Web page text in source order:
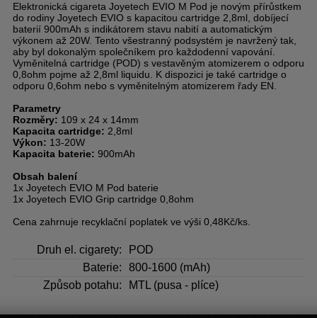
Elektronická cigareta Joyetech EVIO M Pod je novým přírůstkem
do rodiny Joyetech EVIO s kapacitou cartridge 2,8ml, dobíjecí
baterií 900mAh s indikátorem stavu nabití a automatickým
výkonem až 20W. Tento všestranný podsystém je navržený tak,
aby byl dokonalým společníkem pro každodenní vapování.
Vyměnitelná cartridge (POD) s vestavěným atomizerem o odporu
0,8ohm pojme až 2,8ml liquidu. K dispozici je také cartridge o
odporu 0,6ohm nebo s vyměnitelným atomizerem řady EN.
Parametry
Rozměry: 109 x 24 x 14mm
Kapacita cartridge: 2,8ml
Výkon: 13-20W
Kapacita baterie: 900mAh
Obsah balení
1x Joyetech EVIO M Pod baterie
1x Joyetech EVIO Grip cartridge 0,8ohm
Cena zahrnuje recyklační poplatek ve výši 0,48Kč/ks.
Druh el. cigarety:
POD
Baterie:
800-1600 (mAh)
Způsob potahu:
MTL (pusa - plíce)